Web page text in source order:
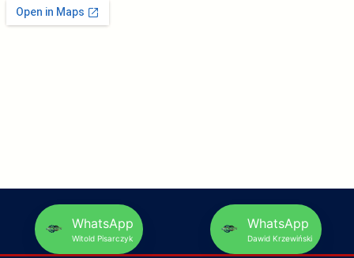
WhatsApp
Witold Pisarczyk
WhatsApp
Dawid Krzewiński